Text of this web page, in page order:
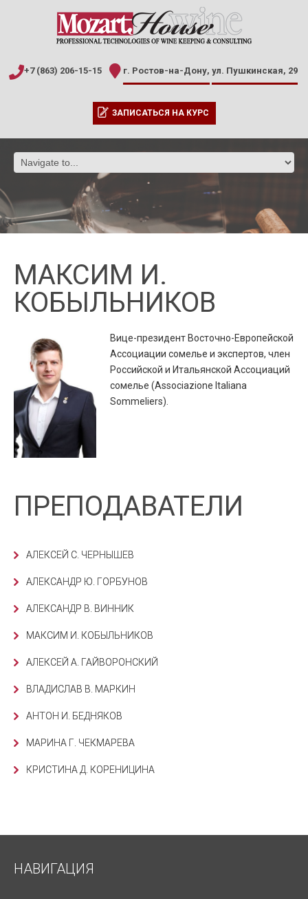
+7 (863) 206-15-15 г. Ростов-на-Дону, ул. Пушкинская, 29
ЗАПИСАТЬСЯ НА КУРС
МАКСИМ И.
КОБЫЛЬНИКОВ
Вице-президент Восточно-Европейской
Ассоциации сомелье и экспертов, член
Российской и Итальянской Ассоциаций
сомелье (Associazione Italiana
Sommeliers).
ПРЕПОДАВАТЕЛИ
АЛЕКСЕЙ С. ЧЕРНЫШЕВ
АЛЕКСАНДР Ю. ГОРБУНОВ
АЛЕКСАНДР В. ВИННИК
МАКСИМ И. КОБЫЛЬНИКОВ
АЛЕКСЕЙ А. ГАЙВОРОНСКИЙ
ВЛАДИСЛАВ В. МАРКИН
АНТОН И. БЕДНЯКОВ
МАРИНА Г. ЧЕКМАРЕВА
КРИСТИНА Д. КОРЕНИЦИНА
НАВИГАЦИЯ